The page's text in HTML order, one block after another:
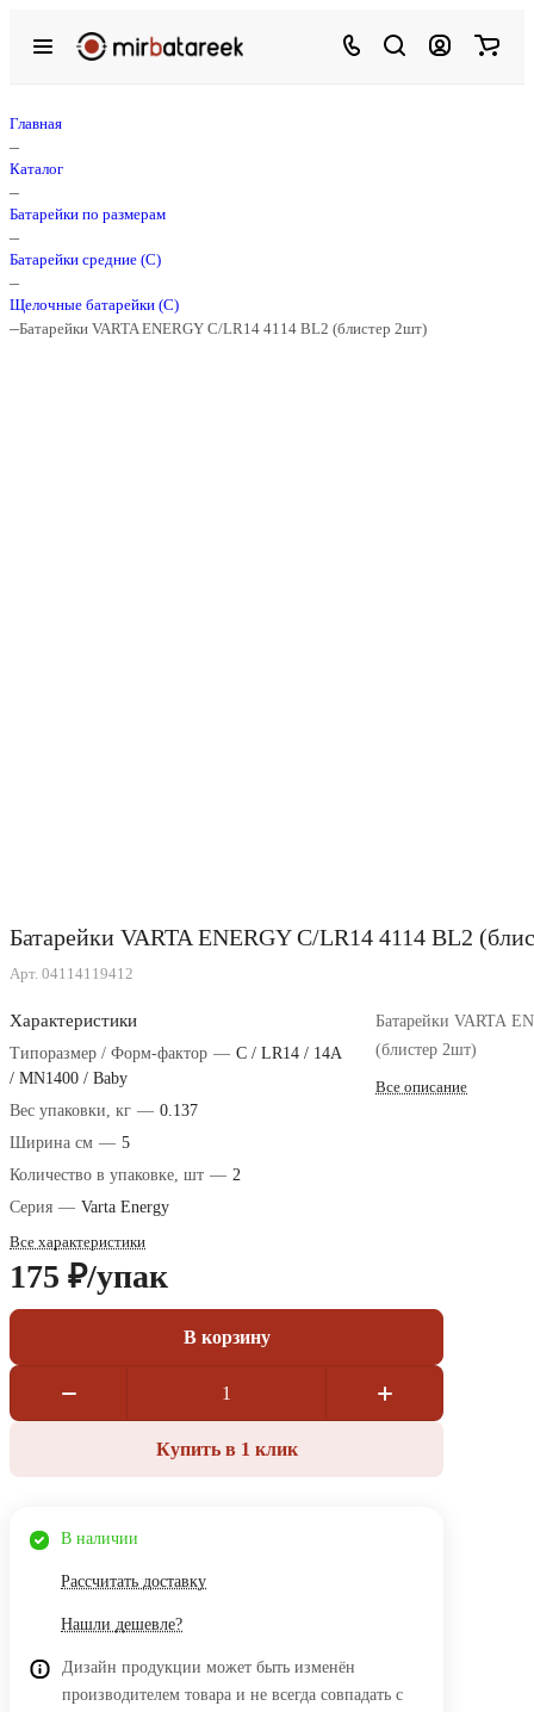
Главная
–
Каталог
–
Батарейки по размерам
–
Батарейки средние (С)
–
Щелочные батарейки (C)
–Батарейки VARTA ENERGY C/LR14 4114 BL2 (блистер 2шт)
Батарейки VARTA ENERGY C/LR14 4114 BL2
Арт. 04114119412
Характеристики
Типоразмер / Форм-фактор — C / LR14 / 14A
/ MN1400 / Baby
Вес упаковки, кг — 0.137
Ширина см — 5
Количество в упаковке, шт — 2
Серия — Varta Energy
Все характеристики
Батарейки VARTA
(блистер 2шт)
Все описание
175 ₽/упак
В корзину
Купить в 1 клик
В наличии
Рассчитать доставку
Нашли дешевле?
Дизайн продукции может быть изменён
производителем товара и не всегда совпадать с